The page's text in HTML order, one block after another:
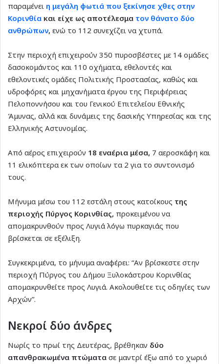
παραμένει η μεγάλη φωτιά που ξεκίνησε χθες στην
Κορινθία και είχε ως αποτέλεσμα τον θάνατο δύο
ανθρώπων, ενώ το 112 συνεχίζει να χτυπά.
Στην περιοχή επιχειρούν 350 πυροσβέστες με 14 ομάδες
δασοκομάντος και 110 οχήματα, εθελοντές και
εθελοντικές ομάδες Πολιτικής Προστασίας, καθώς και
υδροφόρες και μηχανήματα έργου της Περιφέρειας
Πελοποννήσου και του Γενικού Επιτελείου Εθνικής
Άμυνας, αλλά και δυνάμεις της δασικής Υπηρεσίας και της
Ελληνικής Αστυνομίας.
Από αέρος επιχειρούν 18 εναέρια μέσα, 7 αεροσκάφη και
11 ελικόπτερα εκ των οποίων τα 2 για το συντονισμό
τους.
Μήνυμα μέσω του 112 εστάλη στους κατοίκους της
περιοχής Πύργος Κορινθίας, προκειμένου να
απομακρυνθούν προς Λυγιά λόγω πυρκαγιάς που
βρίσκεται σε εξέλιξη.
Συγκεκριμένα, το μήνυμα αναφέρει: “Αν βρίσκεστε στην
περιοχή Πύργος του Δήμου Ξυλοκάστρου Κορινθίας
απομακρυνθείτε προς Λυγιά. Ακολουθείτε τις οδηγίες των
Αρχών”.
Νεκροί δύο άνδρες
Νωρίς το πρωί της Δευτέρας, βρέθηκαν δύο
απανθρακωμένα πτώματα σε μαντρί έξω από το χωριό